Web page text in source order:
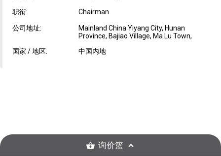
职衔: Chairman
公司地址:
Mainland China Yiyang City, Hunan
Province, Bajiao Village, Ma Lu Town,
国家 / 地区:
中国内地
询价篮